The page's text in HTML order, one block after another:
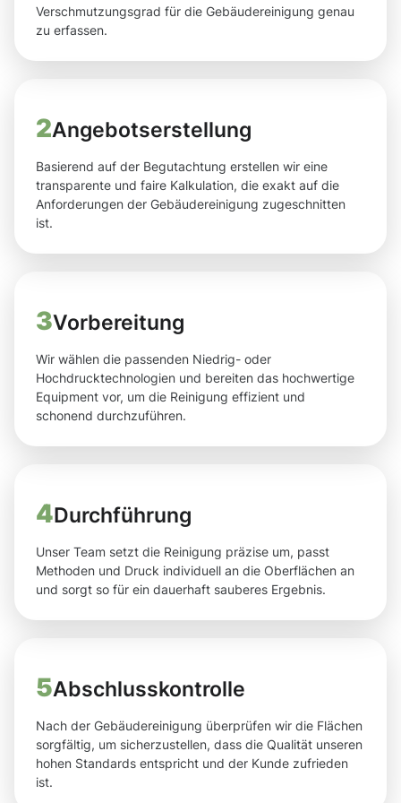
Verschmutzungsgrad für die Gebäudereinigung genau
zu erfassen.
2Angebotserstellung
Basierend auf der Begutachtung erstellen wir eine
transparente und faire Kalkulation, die exakt auf die
Anforderungen der Gebäudereinigung zugeschnitten
ist.
3Vorbereitung
Wir wählen die passenden Niedrig- oder
Hochdrucktechnologien und bereiten das hochwertige
Equipment vor, um die Reinigung effizient und
schonend durchzuführen.
4Durchführung
Unser Team setzt die Reinigung präzise um, passt
Methoden und Druck individuell an die Oberflächen an
und sorgt so für ein dauerhaft sauberes Ergebnis.
5Abschlusskontrolle
Nach der Gebäudereinigung überprüfen wir die Flächen
sorgfältig, um sicherzustellen, dass die Qualität unseren
hohen Standards entspricht und der Kunde zufrieden
ist.